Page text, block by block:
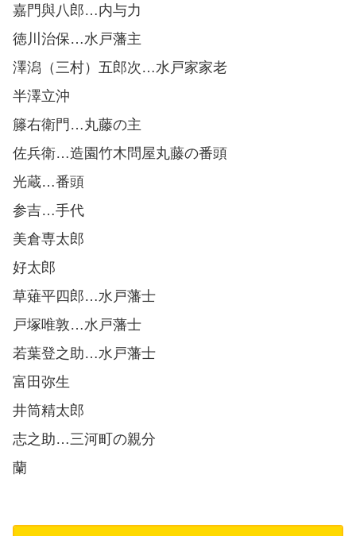
嘉門與八郎…内与力
徳川治保…水戸藩主
澤潟（三村）五郎次…水戸家家老
半澤立沖
籐右衛門…丸藤の主
佐兵衛…造園竹木問屋丸藤の番頭
光蔵…番頭
参吉…手代
美倉専太郎
好太郎
草薙平四郎…水戸藩士
戸塚唯敦…水戸藩士
若葉登之助…水戸藩士
富田弥生
井筒精太郎
志之助…三河町の親分
蘭